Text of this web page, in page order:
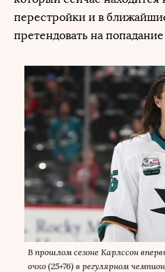
перестройки и в
претендовать на
В прошлом сезоне Карлссон
очко (25+76) в регулярном